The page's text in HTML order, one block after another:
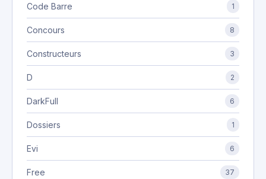
Code Barre 1
Concours 8
Constructeurs 3
D 2
DarkFull 6
Dossiers 1
Evi 6
Free 37